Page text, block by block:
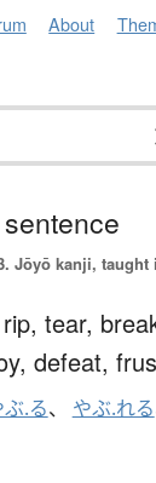
About
Jōyō kanji, taught
rip, tear,
defeat,
ぶ.る、 やぶ.れる